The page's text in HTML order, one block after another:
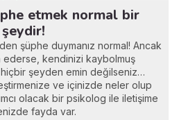
etmek normal bir
şeydir!
şüphe duymanız normal! Ancak
kendinizi kaybolmuş
hiçbir şeyden emin değilseniz…
ve içinizde neler olup
olacak bir psikolog ile iletişime
fayda var.